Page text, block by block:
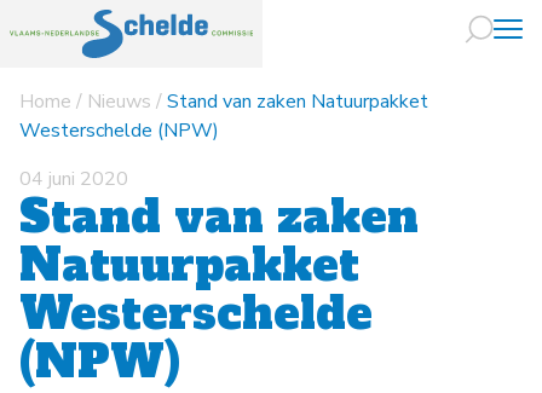
Home / Nieuws /Stand van zaken Natuurpakket
Westerschelde (NPW)
04 juni 2020
Stand van zaken
Natuurpakket
Westerschelde
(NPW)